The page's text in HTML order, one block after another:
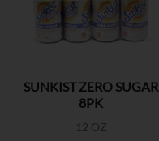
SUNKIST ZERO SUGAR
8PK
12 OZ